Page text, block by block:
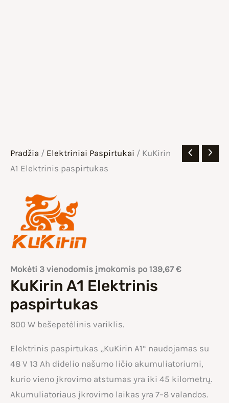
Pradžia / Elektriniai Paspirtukai / KuKirin
A1 Elektrinis paspirtukas
Mokėti 3 vienodomis įmokomis po 139,67€
KuKirin A1 Elektrinis
paspirtukas
800 W bešepetėlinis variklis.
Elektrinis paspirtukas „KuKirin A1“ naudojamas su
48 V 13 Ah didelio našumo ličio akumuliatoriumi,
kurio vieno įkrovimo atstumas yra iki 45 kilometrų.
Akumuliatoriaus įkrovimo laikas yra 7–8 valandos.